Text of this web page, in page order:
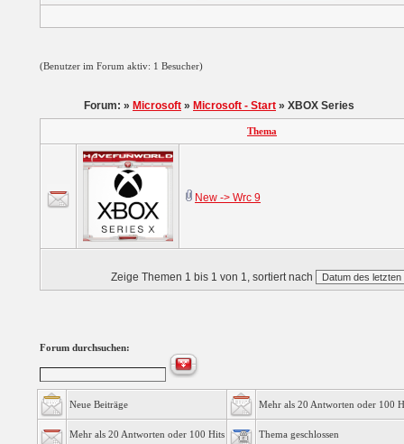
(Benutzer im Forum aktiv: 1 Besucher)
Forum: » Microsoft » Microsoft - Start » XBOX Series
Thema
New -> Wrc 9
Zeige Themen 1 bis 1 von 1, sortiert nach
Forum durchsuchen:
Neue Beiträge Mehr als 20 Antworten oder 100
Mehr als 20 Antworten oder 100 Hits Thema geschlossen